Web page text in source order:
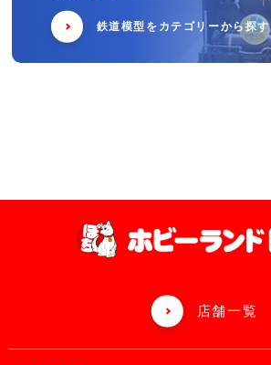
鉄道模型をカテゴリーから探す
店舗一覧